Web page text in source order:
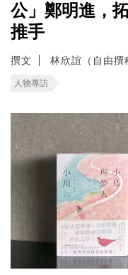
公」鄭明進，
推手
撰文 林欣誼（自由撰
人物專訪